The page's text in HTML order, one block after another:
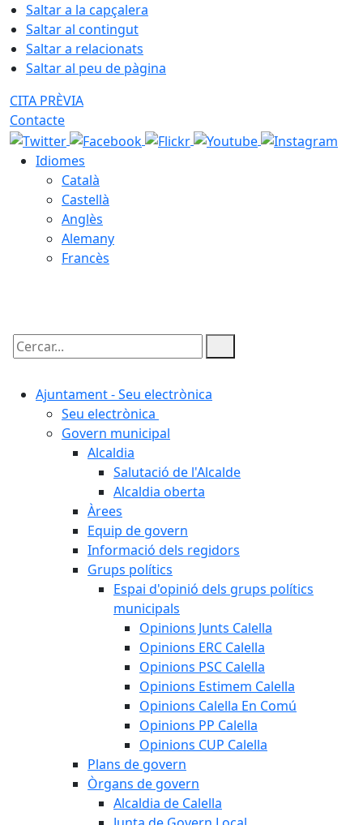
Saltar a la capçalera
Saltar al contingut
Saltar a relacionats
Saltar al peu de pàgina
CITA PRÈVIA
Contacte
Idiomes
Català
Castellà
Anglès
Alemany
Francès
Cercar:
Ajuntament - Seu electrònica
Seu electrònica
Govern municipal
Alcaldia
Salutació de l'Alcalde
Alcaldia oberta
Àrees
Equip de govern
Informació dels regidors
Grups polítics
Espai d'opinió dels grups polítics
municipals
Opinions Junts Calella
Opinions ERC Calella
Opinions PSC Calella
Opinions Estimem Calella
Opinions Calella En Comú
Opinions PP Calella
Opinions CUP Calella
Plans de govern
Òrgans de govern
Alcaldia de Calella